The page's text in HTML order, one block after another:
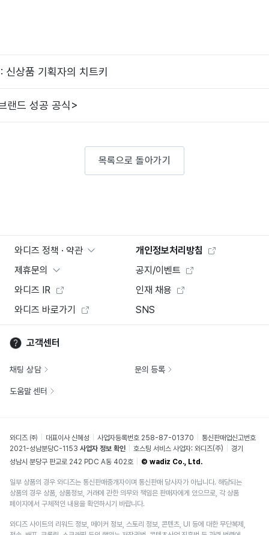
신상품 기획자의 치트키
랜드 성공 공식>
목록으로 돌아가기
와디즈 정책 · 약관
개인정보처리방침
제휴문의
공지/이벤트
와디즈 IR
인재 채용
와디즈 바로가기
SNS
고객센터
채팅 상담 문의 등록
도움말 센터
와디즈 ㈜ 대표이사 신혜성 사업자등록번호 258-87-01370
통신판매업신고번호
2021-성남분당C-1153 사업자 정보 확인 호스팅 서비스 사업자: 와디즈(주)
경기
성남시 분당구 판교로 242 PDC A동 402호
© wadiz Co., Ltd.
일부 상품의 경우 와디즈는 통신판매중개자이며 통신판매 당사자가 아닙니다. 해당되는
상품의 경우 상품, 상품정보, 거래에 관한 의무와 책임은 판매자에게 있으므로, 각 상품
페이지에서 구체적인 내용을 확인하시기 바랍니다.
와디즈 사이트의 리워드 정보, 메이커 정보, 스토리 정보, 콘텐츠, UI 등에 대한 무단복제,